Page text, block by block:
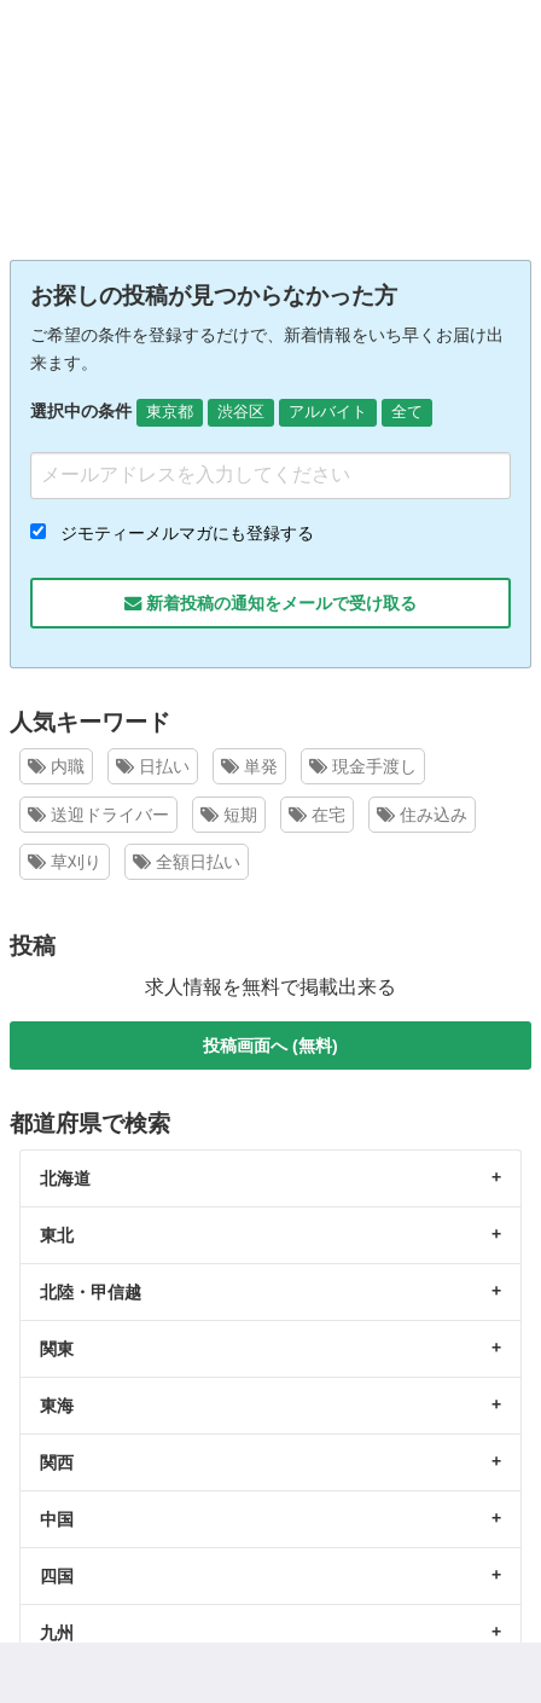
お探しの投稿が見つからなかった方
ご希望の条件を登録するだけで、新着情報をいち早くお届け出
来ます。
選択中の条件 東京都 渋谷区 アルバイト 全て
ジモティーメルマガにも登録する
新着投稿の通知をメールで受け取る
人気キーワード
内職 日払い 単発 現金手渡し
送迎ドライバー 短期 在宅 住み込み
草刈り 全額日払い
投稿
求人情報を無料で掲載出来る
投稿画面へ (無料)
都道府県で検索
北海道
東北
北陸・甲信越
関東
東海
関西
中国
四国
九州